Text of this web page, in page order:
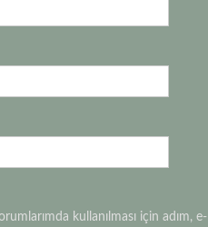
kullanılması için adım, e-